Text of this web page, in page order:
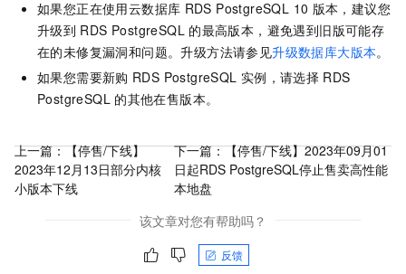
如果您正在使用云数据库 RDS PostgreSQL 10 版本，建议您
升级到 RDS PostgreSQL 的最高版本，避免遇到旧版可能存
在的未修复漏洞和问题。升级方法请参见升级数据库大版本。
如果您需要新购 RDS PostgreSQL 实例，请选择 RDS
PostgreSQL 的其他在售版本。
上一篇：【停售/下线】
2023年12月13日部分内核
小版本下线
下一篇：【停售/下线】2023年09月01
日起RDS PostgreSQL停止售卖高性能
本地盘
该文章对您有帮助吗？
反馈